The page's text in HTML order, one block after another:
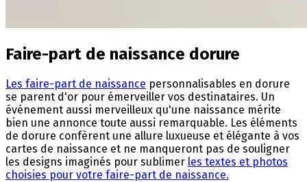
Faire-part de naissance dorure
Les faire-part de naissance personnalisables en dorure
se parent d'or pour émerveiller vos destinataires. Un
événement aussi merveilleux qu'une naissance mérite
bien une annonce toute aussi remarquable. Les éléments
de dorure confèrent une allure luxueuse et élégante à vos
cartes de naissance et ne manqueront pas de souligner
les designs imaginés pour sublimer les textes et photos
choisies pour votre faire-part de naissance.